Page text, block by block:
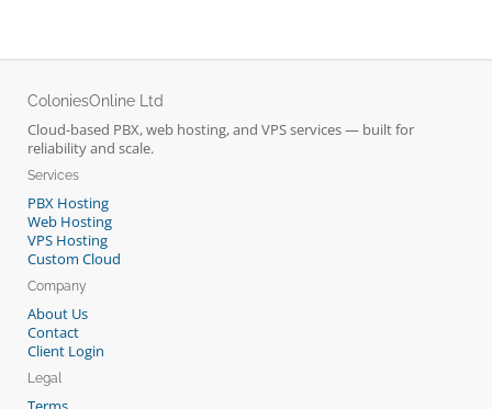
ColoniesOnline Ltd
Cloud-based PBX, web hosting, and VPS services — built for
reliability and scale.
Services
PBX Hosting
Web Hosting
VPS Hosting
Custom Cloud
Company
About Us
Contact
Client Login
Legal